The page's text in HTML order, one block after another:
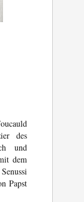
des
und
dem
Papst